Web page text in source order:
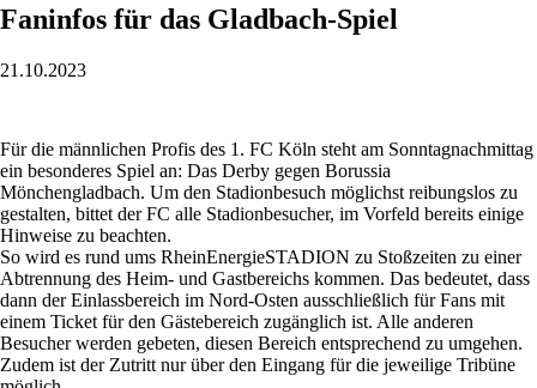
Faninfos für das Gladbach-Spiel
21.10.2023
Für die männlichen Profis des 1. FC Köln steht am Sonntagnachmittag
ein besonderes Spiel an: Das Derby gegen Borussia
Mönchengladbach. Um den Stadionbesuch möglichst reibungslos zu
gestalten, bittet der FC alle Stadionbesucher, im Vorfeld bereits einige
Hinweise zu beachten.
So wird es rund ums RheinEnergieSTADION zu Stoßzeiten zu einer
Abtrennung des Heim- und Gastbereichs kommen. Das bedeutet, dass
dann der Einlassbereich im Nord-Osten ausschließlich für Fans mit
einem Ticket für den Gästebereich zugänglich ist. Alle anderen
Besucher werden gebeten, diesen Bereich entsprechend zu umgehen.
Zudem ist der Zutritt nur über den Eingang für die jeweilige Tribüne